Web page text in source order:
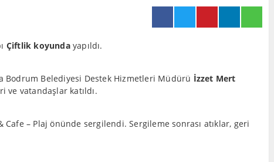
Çiftlik koyundayapıldı.
Bodrum Belediyesi Destek Hizmetleri Müdürü İzzet Mert
vatandaşlar katıldı.
– Plaj önünde sergilendi. Sergileme sonrası atıklar, geri